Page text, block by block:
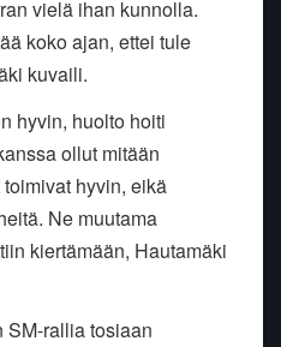
vielä ihan kunnolla.
koko ajan, ettei tule
kuvaili.
hyvin, huolto hoiti
ollut mitään
hyvin, eikä
Ne muutama
kiertämään, Hautamäki
SM-rallia tosiaan